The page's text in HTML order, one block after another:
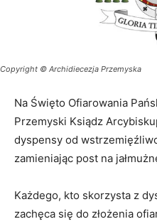
Copyright © Archidiecezja Przemyska
Na Święto Ofiarowania
Przemyski Ksiądz
dyspensy od
zamieniając post na
Każdego, kto skorzysta z
zachęca się do złożenia